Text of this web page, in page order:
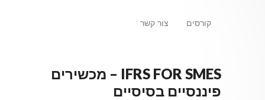
קורסים צור קשר
IFRS FOR SMES – מכשירים
פיננסיים בסיסיים